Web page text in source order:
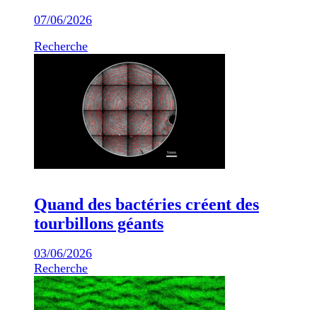
07/06/2026
Recherche
Quand des bactéries créent des
tourbillons géants
03/06/2026
Recherche